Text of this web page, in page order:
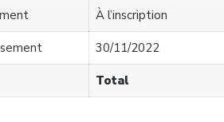
À l’inscription
30/11/2022
Total